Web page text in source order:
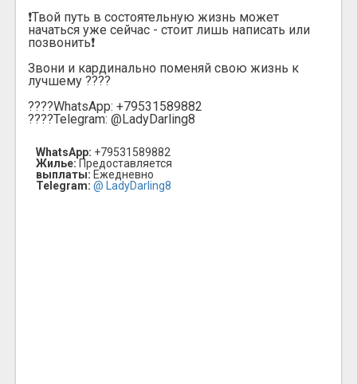
❗Твой путь в состоятельную жизнь может
начаться уже сейчас - стоит лишь написать или
позвонить❗
Звони и кардинально поменяй свою жизнь к
лучшему ????
????WhatsApp: +79531589882
????Telegram: @LadyDarling8
WhatsApp: +79531589882
Жилье: Предоставляется
выплаты: Ежедневно
Telegram: @ LadyDarling8